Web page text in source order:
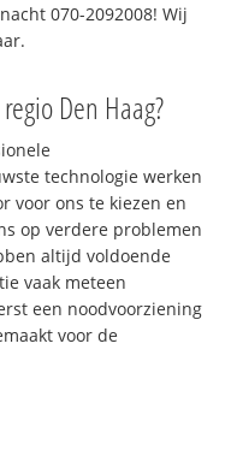
070-2092008! Wij
Den Haag?
technologie werken
voor ons te kiezen en
op verdere problemen
altijd voldoende
vaak meteen
een noodvoorziening
voor de